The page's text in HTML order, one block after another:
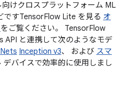
向けクロスプラットフォーム ML
ですTensorFlow Lite を見る オ
をご覧ください。 TensorFlow
API と連携して次のようなモデ
Inception v3、 および スマ
デバイスで効率的に使用しまし